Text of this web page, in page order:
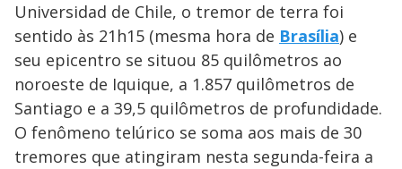
Universidad de Chile, o tremor de terra foi
sentido às 21h15 (mesma hora de Brasília) e
seu epicentro se situou 85 quilômetros ao
noroeste de Iquique, a 1.857 quilômetros de
Santiago e a 39,5 quilômetros de profundidade.
O fenômeno telúrico se soma aos mais de 30
tremores que atingiram nesta segunda-feira a